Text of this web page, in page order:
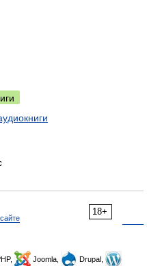
18+
Joomla,
Drupal,